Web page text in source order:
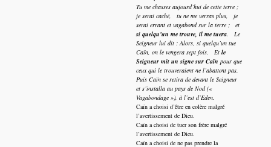
Tu me chasses aujourd’hui de cette terre ;
je serai caché, tu ne me verras plus, je
serai errant et vagabond sur la terre ; et
si quelqu’un me trouve, il me tuera. Le
Seigneur lui dit : Alors, si quelqu’un tue
Caïn, on le vengera sept fois. Et le
Seigneur mit un signe sur Caïn pour que
ceux qui le trouveraient ne l’abattent pas.
Puis Caïn se retira de devant le Seigneur
et s’installa au pays de Nod («
Vagabondage »), à l’est d’Eden.
Caïn a choisi d’être en colère malgré
l’avertissement de Dieu.
Caïn a choisi de tuer son frère malgré
l’avertissement de Dieu.
Caïn a choisi de ne pas prendre la